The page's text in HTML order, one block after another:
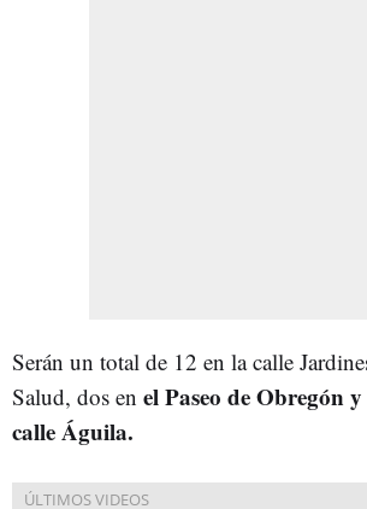
Serán un total de 12 en la calle
Salud, dos en el Paseo de Obregón
calle Águila.